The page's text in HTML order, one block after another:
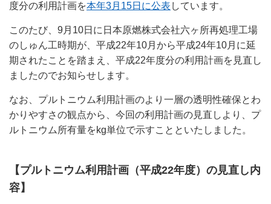
度分の利用計画を本年3月15日に公表 しています。
このたび、9月10日に日本原燃株式会社六ヶ所再処理工場
のしゅん工時期が、平成22年10月から平成24年10月に延
期されたことを踏まえ、平成22年度分の利用計画を見直し
ましたのでお知らせします。
なお、プルトニウム利用計画のより一層の透明性確保とわ
かりやすさの観点から、今回の利用計画の見直しより、プ
ルトニウム所有量をkg単位で示すことといたしました。
【プルトニウム利用計画（平成22年度）の見直し内
容】